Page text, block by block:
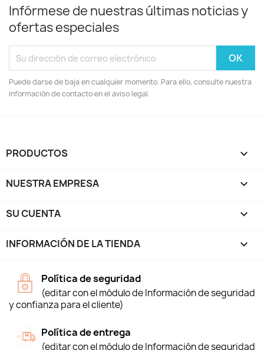
Infórmese de nuestras últimas noticias y
ofertas especiales
Puede darse de baja en cualquier momento. Para ello, consulte nuestra
información de contacto en el aviso legal.
PRODUCTOS 
NUESTRA EMPRESA 
SU CUENTA 
INFORMACIÓN DE LA TIENDA keyboard_arrow_down
Política de seguridad
(editar con el módulo de Información de seguridad
y confianza para el cliente)
Política de entrega
(editar con el módulo de Información de seguridad